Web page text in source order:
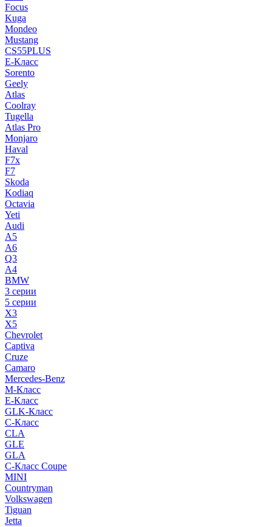
Focus
Kuga
Mondeo
Mustang
CS55PLUS
E-Класс
Sorento
Geely
Atlas
Coolray
Tugella
Atlas Pro
Monjaro
Haval
F7x
F7
Skoda
Kodiaq
Octavia
Yeti
Audi
A5
A6
Q3
A4
BMW
3 серии
5 серии
X3
X5
Chevrolet
Captiva
Cruze
Camaro
Mercedes-Benz
M-Класс
E-Класс
GLK-Класс
C-Класс
CLA
GLE
GLA
C-Класс Coupe
MINI
Countryman
Volkswagen
Tiguan
Jetta